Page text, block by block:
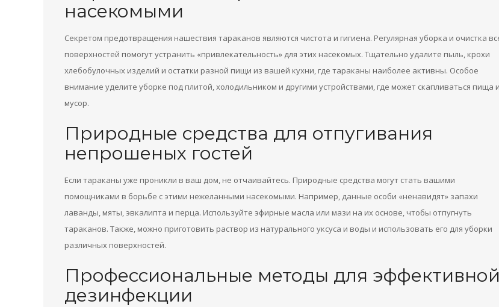
насекомыми
Секретом предотвращения нашествия тараканов являются чистота и гигиена. Регулярная уборка и очистка
поверхностей помогут устранить «привлекательность» для этих насекомых. Тщательно удалите пыль, крохи
хлебобулочных изделий и остатки разной пищи из вашей кухни, где тараканы наиболее активны. Особое
внимание уделите уборке под плитой, холодильником и другими устройствами, где может скапливаться пища и
мусор.
Природные средства для отпугивания
непрошеных гостей
Если тараканы уже проникли в ваш дом, не отчаивайтесь. Природные средства могут стать вашими
помощниками в борьбе с этими нежеланными насекомыми. Например, данные особи «ненавидят» запахи
лаванды, мяты, эвкалипта и перца. Используйте эфирные масла или мази на их основе, чтобы отпугнуть
тараканов. Также, можно приготовить раствор из натурального уксуса и воды и использовать его для уборки
различных поверхностей.
Профессиональные методы для эффективной
дезинфекции